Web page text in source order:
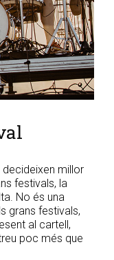
millor
festivals, la
No és una
grans festivals,
al cartell,
poc més que